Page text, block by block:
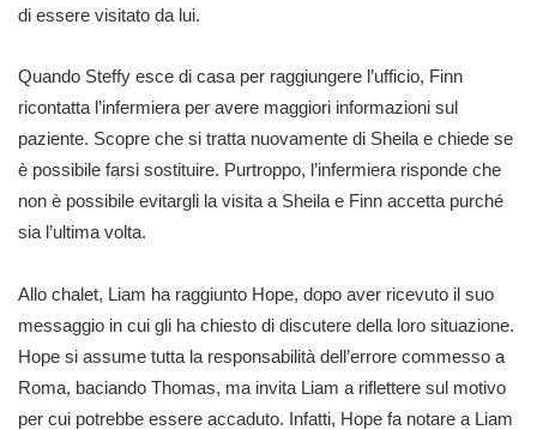
di essere visitato da lui.
Quando Steffy esce di casa per raggiungere l’ufficio, Finn
ricontatta l’infermiera per avere maggiori informazioni sul
paziente. Scopre che si tratta nuovamente di Sheila e chiede se
è possibile farsi sostituire. Purtroppo, l’infermiera risponde che
non è possibile evitargli la visita a Sheila e Finn accetta purché
sia l’ultima volta.
Allo chalet, Liam ha raggiunto Hope, dopo aver ricevuto il suo
messaggio in cui gli ha chiesto di discutere della loro situazione.
Hope si assume tutta la responsabilità dell’errore commesso a
Roma, baciando Thomas, ma invita Liam a riflettere sul motivo
per cui potrebbe essere accaduto. Infatti, Hope fa notare a Liam